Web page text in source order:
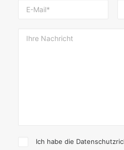
Ich habe die